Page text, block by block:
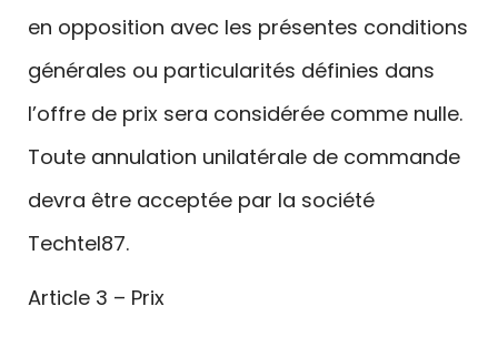
en opposition avec les présentes conditions
générales ou particularités définies dans
l’offre de prix sera considérée comme nulle.
Toute annulation unilatérale de commande
devra être acceptée par la société
Techtel87.
Article 3 – Prix